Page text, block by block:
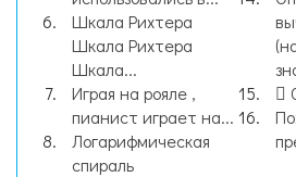
Шкала Рихтера
Шкала Рихтера
Шкала...
Играя на рояле ,
пианист играет на...
Логарифмическая
спираль